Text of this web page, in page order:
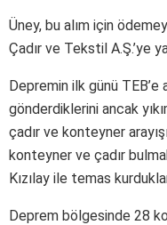
Üney, bu alım için
Çadır ve Tekstil A.Ş.’ye
Depremin ilk günü TEB’e
gönderdiklerini ancak
çadır ve konteyner
konteyner ve çadır
Kızılay ile temas
Deprem bölgesinde 28